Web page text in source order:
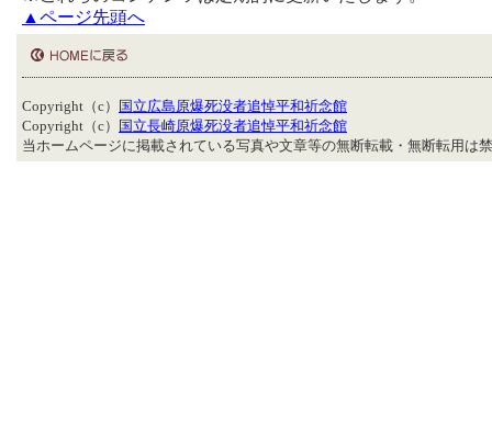
▲ページ先頭へ
Copyright（c）
国立広島原爆死没者追悼平和祈念館
Copyright（c）
国立長崎原爆死没者追悼平和祈念館
当ホームページに掲載されている写真や文章等の無断転載・無断転用は